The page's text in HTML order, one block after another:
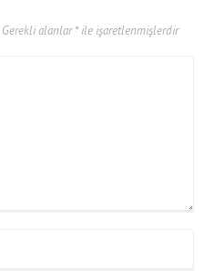
Gerekli alanlar*ile işaretlenmişlerdir